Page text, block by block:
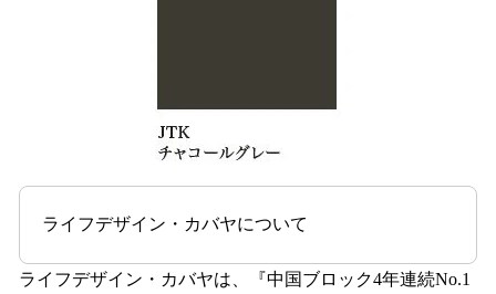
ライフデザイン・カバヤについて
ライフデザイン・カバヤは、『中国ブロック4年連続No.1